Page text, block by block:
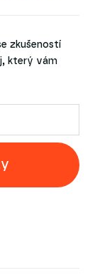
zkušeností
který vám